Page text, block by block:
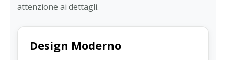
attenzione ai dettagli.
Design Moderno